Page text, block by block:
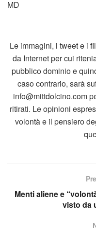
MD
Le immagini, i tweet e i
da Internet per cui
pubblico dominio e
caso contrario, sarà
info@mittdolcino.com
ritirati. Le opinioni
volontà e il pensiero
Menti aliene e
visto da